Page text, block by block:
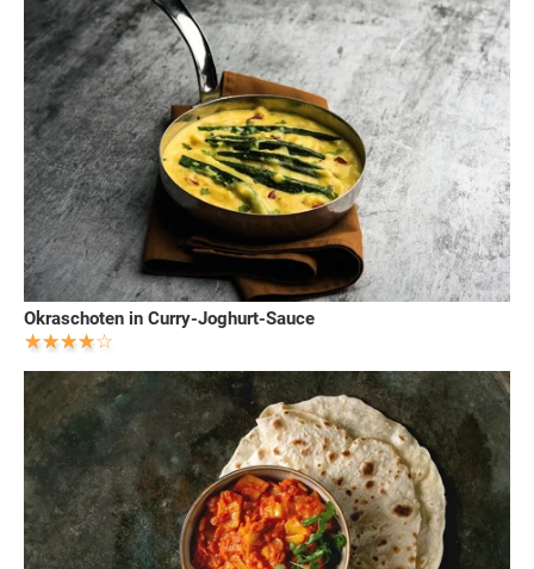
Okraschoten in Curry-Joghurt-Sauce